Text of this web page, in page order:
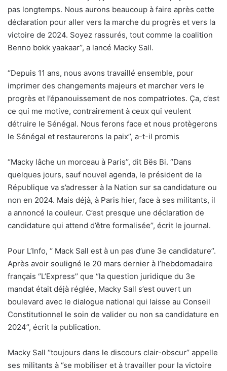
pas longtemps. Nous aurons beaucoup à faire après cette
déclaration pour aller vers la marche du progrès et vers la
victoire de 2024. Soyez rassurés, tout comme la coalition
Benno bokk yaakaar’’, a lancé Macky Sall.
‘’Depuis 11 ans, nous avons travaillé ensemble, pour
imprimer des changements majeurs et marcher vers le
progrès et l’épanouissement de nos compatriotes. Ça, c’est
ce qui me motive, contrairement à ceux qui veulent
détruire le Sénégal. Nous ferons face et nous protègerons
le Sénégal et restaurerons la paix’’, a-t-il promis
‘’Macky lâche un morceau à Paris’’, dit Bës Bi. ‘’Dans
quelques jours, sauf nouvel agenda, le président de la
République va s’adresser à la Nation sur sa candidature ou
non en 2024. Mais déjà, à Paris hier, face à ses militants, il
a annoncé la couleur. C’est presque une déclaration de
candidature qui attend d’être formalisée’’, écrit le journal.
Pour L’Info, ‘’ Mack Sall est à un pas d’une 3e candidature’’.
Après avoir souligné le 20 mars dernier à l’hebdomadaire
français ‘’L’Express’’ que ‘’la question juridique du 3e
mandat était déjà réglée, Macky Sall s’est ouvert un
boulevard avec le dialogue national qui laisse au Conseil
Constitutionnel le soin de valider ou non sa candidature en
2024’’, écrit la publication.
Macky Sall ‘’toujours dans le discours clair-obscur’’ appelle
ses militants à ‘’se mobiliser et à travailler pour la victoire